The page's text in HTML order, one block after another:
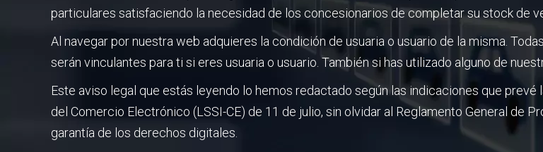
particulares satisfaciendo la necesidad de los concesionarios de completar su stock de
Al navegar por nuestra web adquieres la condición de usuaria o usuario de la misma.
serán vinculantes para ti si eres usuaria o usuario. También si has utilizado alguno de
Este aviso legal que estás leyendo lo hemos redactado según las indicaciones que
del Comercio Electrónico (LSSI-CE) de 11 de julio, sin olvidar al Reglamento General de
garantía de los derechos digitales.